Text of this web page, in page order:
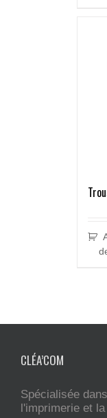
CLÉA’COM
Spécialisée
l'imprimerie et